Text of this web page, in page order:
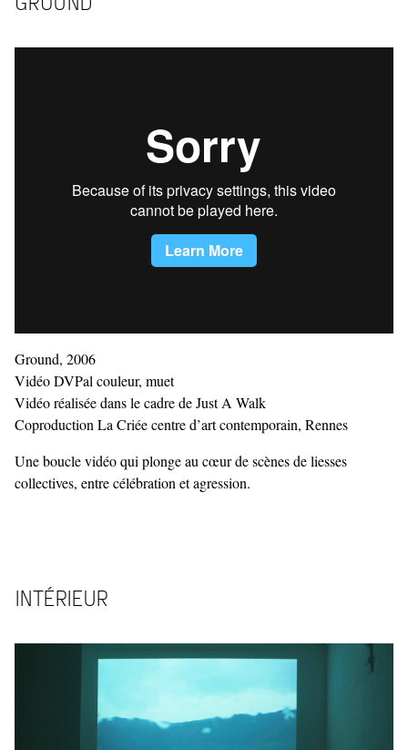
Ground, 2006
Vidéo DVPal couleur, muet
Vidéo réalisée dans le cadre de Just A Walk
Coproduction La Criée centre d’art contemporain, Rennes
Une boucle vidéo qui plonge au cœur de scènes de liesses
collectives, entre célébration et agression.
INTÉRIEUR